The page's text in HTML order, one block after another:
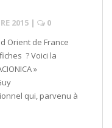
2015 |
0
Orient de France
? Voici la
»
qui, parvenu à